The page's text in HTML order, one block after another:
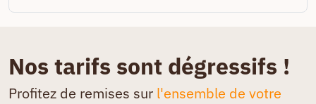
Nos tarifs sont dégressifs !
Profitez de remises sur l'ensemble de votre